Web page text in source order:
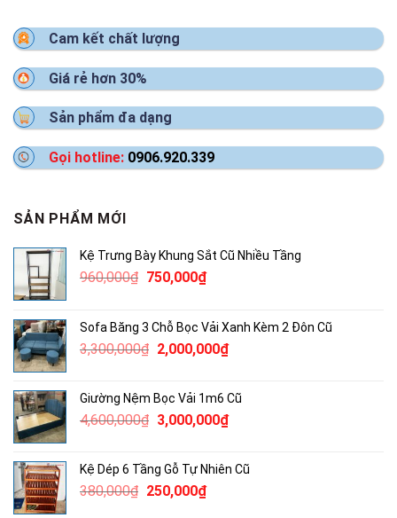
Cam kết chất lượng
Giá rẻ hơn 30%
Sản phẩm đa dạng
Gọi hotline: 0906.920.339
SẢN PHẨM MỚI
Kệ Trưng Bày Khung Sắt Cũ Nhiều Tầng
960,000₫ Giá
960,000₫.
750,000₫Giá
là:
750,000₫.
Sofa Băng 3 Chỗ Bọc Vải Xanh Kèm 2 Đôn Cũ
3,300,000₫ Giá
3,300,000₫.
2,000,000₫Giá
là:
2,000,000₫.
Giường Nệm Bọc Vải 1m6 Cũ
4,600,000₫ Giá
4,600,000₫.
3,000,000₫Giá
là:
Kệ Dép 6 Tầng Gỗ Tự Nhiên Cũ
380,000₫ Giá
250,000₫Giá